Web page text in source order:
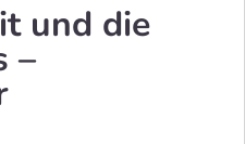
und die
–